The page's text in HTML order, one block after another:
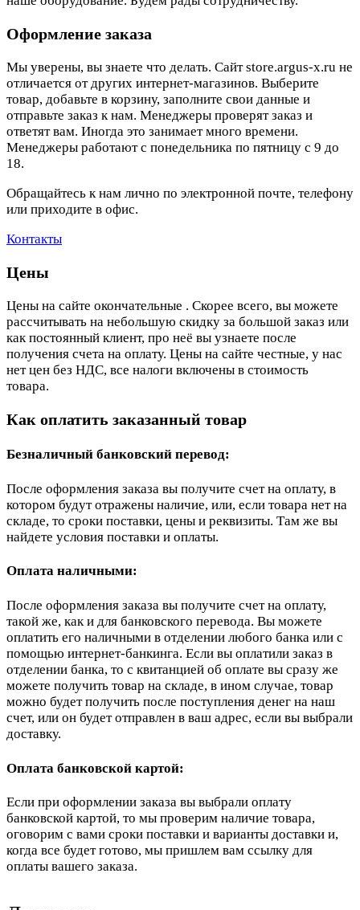
Оформление заказа
Мы уверены, вы знаете что делать. Сайт store.argus-x.ru не
отличается от других интернет-магазинов. Выберите
товар, добавьте в корзину, заполните свои данные и
отправьте заказ к нам. Менеджеры проверят заказ и
ответят вам. Иногда это занимает много времени.
Менеджеры работают с понедельника по пятницу с 9 до
18.
Обращайтесь к нам лично по электронной почте, телефону
или приходите в офис.
Контакты
Цены
Цены на сайте окончательные . Скорее всего, вы можете
рассчитывать на небольшую скидку за большой заказ или
как постоянный клиент, про неё вы узнаете после
получения счета на оплату. Цены на сайте честные, у нас
нет цен без НДС, все налоги включены в стоимость
товара.
Как оплатить заказанный товар
Безналичный банковский перевод:
После оформления заказа вы получите счет на оплату, в
котором будут отражены наличие, или, если товара нет на
складе, то сроки поставки, цены и реквизиты. Там же вы
найдете условия поставки и оплаты.
Оплата наличными:
После оформления заказа вы получите счет на оплату,
такой же, как и для банковского перевода. Вы можете
оплатить его наличными в отделении любого банка или с
помощью интернет-банкинга. Если вы оплатили заказ в
отделении банка, то с квитанцией об оплате вы сразу же
можете получить товар на складе, в ином случае, товар
можно будет получить после поступления денег на наш
счет, или он будет отправлен в ваш адрес, если вы выбрали
доставку.
Оплата банковской картой:
Если при оформлении заказа вы выбрали оплату
банковской картой, то мы проверим наличие товара,
оговорим с вами сроки поставки и варианты доставки и,
когда все будет готово, мы пришлем вам ссылку для
оплаты вашего заказа.